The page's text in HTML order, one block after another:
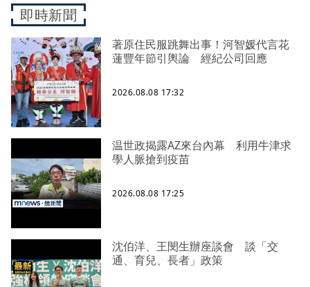
即時新聞
著原住民服跳舞出事！河智媛代言花
蓮豐年節引輿論 經紀公司回應
2026.08.08 17:32
温世政揭露AZ來台內幕 利用牛津求
學人脈搶到疫苗
2026.08.08 17:25
沈伯洋、王閔生辦座談會 談「交
通、育兒、長者」政策